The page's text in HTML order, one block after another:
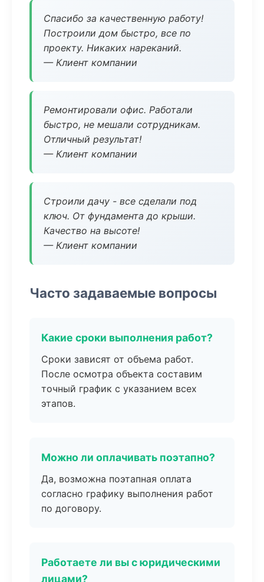
Спасибо за качественную работу!
Построили дом быстро, все по
проекту. Никаких нареканий.
— Клиент компании
Ремонтировали офис. Работали
быстро, не мешали сотрудникам.
Отличный результат!
— Клиент компании
Строили дачу - все сделали под
ключ. От фундамента до крыши.
Качество на высоте!
— Клиент компании
Часто задаваемые вопросы
Какие сроки выполнения работ?
Сроки зависят от объема работ.
После осмотра объекта составим
точный график с указанием всех
этапов.
Можно ли оплачивать поэтапно?
Да, возможна поэтапная оплата
согласно графику выполнения работ
по договору.
Работаете ли вы с юридическими
лицами?